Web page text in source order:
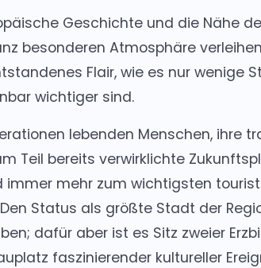
Geschichte und die Nähe
besonderen Atmosphäre
Flair, wie es nur wenige
wichtiger sind.
lebenden Menschen, ihre
Teil bereits verwirklichte
mehr zum wichtigsten
Status als größte Stadt der
dafür aber ist es Sitz zweier
faszinierender kultureller